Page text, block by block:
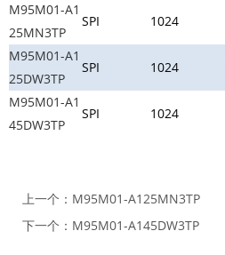
M95M01-A1
25MN3TP
SPI 1024
M95M01-A1
25DW3TP
SPI 1024
M95M01-A1
45DW3TP
SPI 1024
上一个： M95M01-A125MN3TP
下一个： M95M01-A145DW3TP